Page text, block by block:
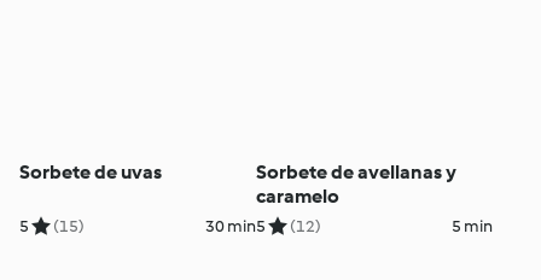
Sorbete de uvas
5 (15) 30 min
Sorbete de avellanas y
caramelo
5 (12) 5 min